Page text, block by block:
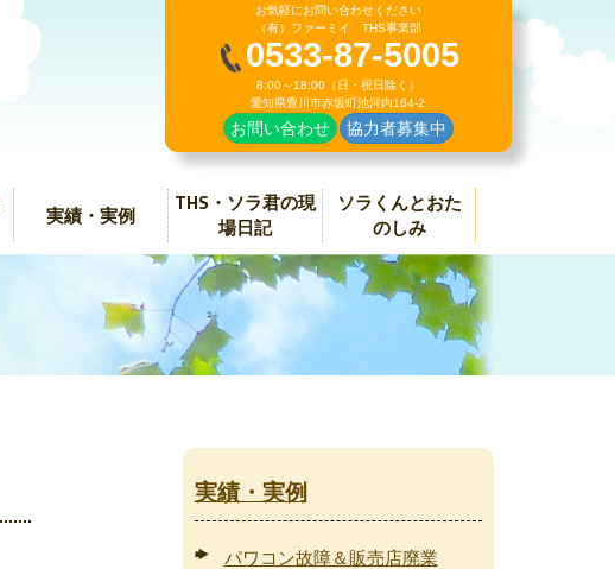
お気軽にお問い合わせください
（有）ファーミイ THS事業部
0533-87-5005
8:00～18:00（日・祝日除く）
愛知県豊川市赤坂町池河内164-2
お問い合わせ 協力者募集中
実績・実例
THS・ソラ君の現
場日記
ソラくんとおた
のしみ
実績・実例
パワコン故障＆販売店廃業